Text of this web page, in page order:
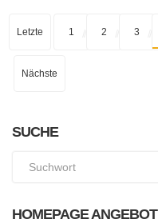
Letzte 1 2 3
Nächste
SUCHE
HOMEPAGE ANGEBOT